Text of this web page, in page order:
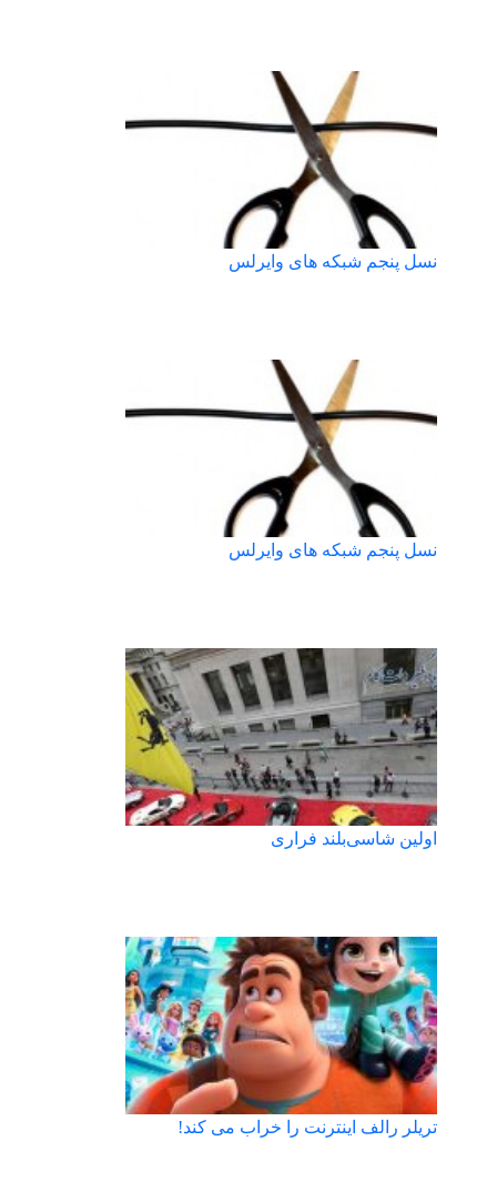
نسل پنجم شبکه های وایرلس
نسل پنجم شبکه های وایرلس
اولین شاسی‌بلند فراری
تریلر رالف اینترنت را خراب می کند!